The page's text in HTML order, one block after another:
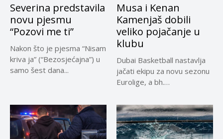
Severina predstavila
novu pjesmu
“Pozovi me ti”
Nakon što je pjesma “Nisam
kriva ja” (“Bezosjećajna”) u
samo šest dana...
Musa i Kenan
Kamenjaš dobili
veliko pojačanje u
klubu
Dubai Basketball nastavlja
jačati ekipu za novu sezonu
Eurolige, a bh.